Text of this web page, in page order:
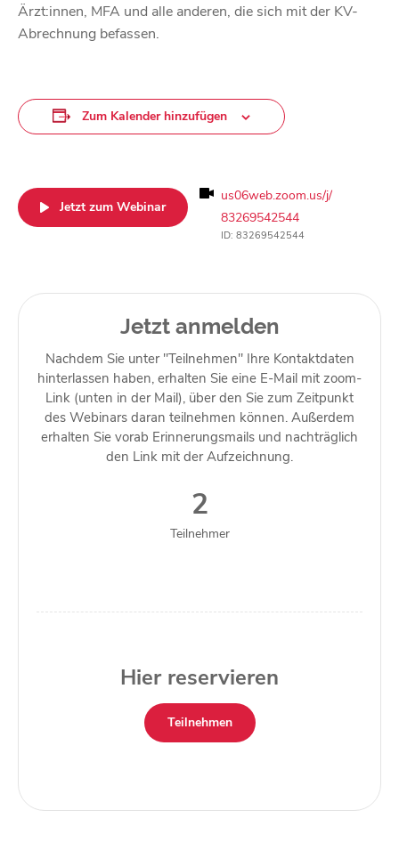
Ärzt:innen, MFA und alle anderen, die sich mit der KV-
Abrechnung befassen.
Zum Kalender hinzufügen
Jetzt zum Webinar
us06web.zoom.us/j/
83269542544
ID: 83269542544
Jetzt anmelden
Nachdem Sie unter "Teilnehmen" Ihre Kontaktdaten
hinterlassen haben, erhalten Sie eine E-Mail mit zoom-
Link (unten in der Mail), über den Sie zum Zeitpunkt
des Webinars daran teilnehmen können. Außerdem
erhalten Sie vorab Erinnerungsmails und nachträglich
den Link mit der Aufzeichnung.
2
Teilnehmer
Hier reservieren
Teilnehmen